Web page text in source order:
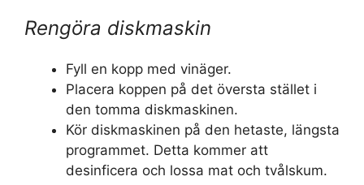
Rengöra diskmaskin
Fyll en kopp med vinäger.
Placera koppen på det översta stället i
den tomma diskmaskinen.
Kör diskmaskinen på den hetaste, längsta
programmet. Detta kommer att
desinficera och lossa mat och tvålskum.